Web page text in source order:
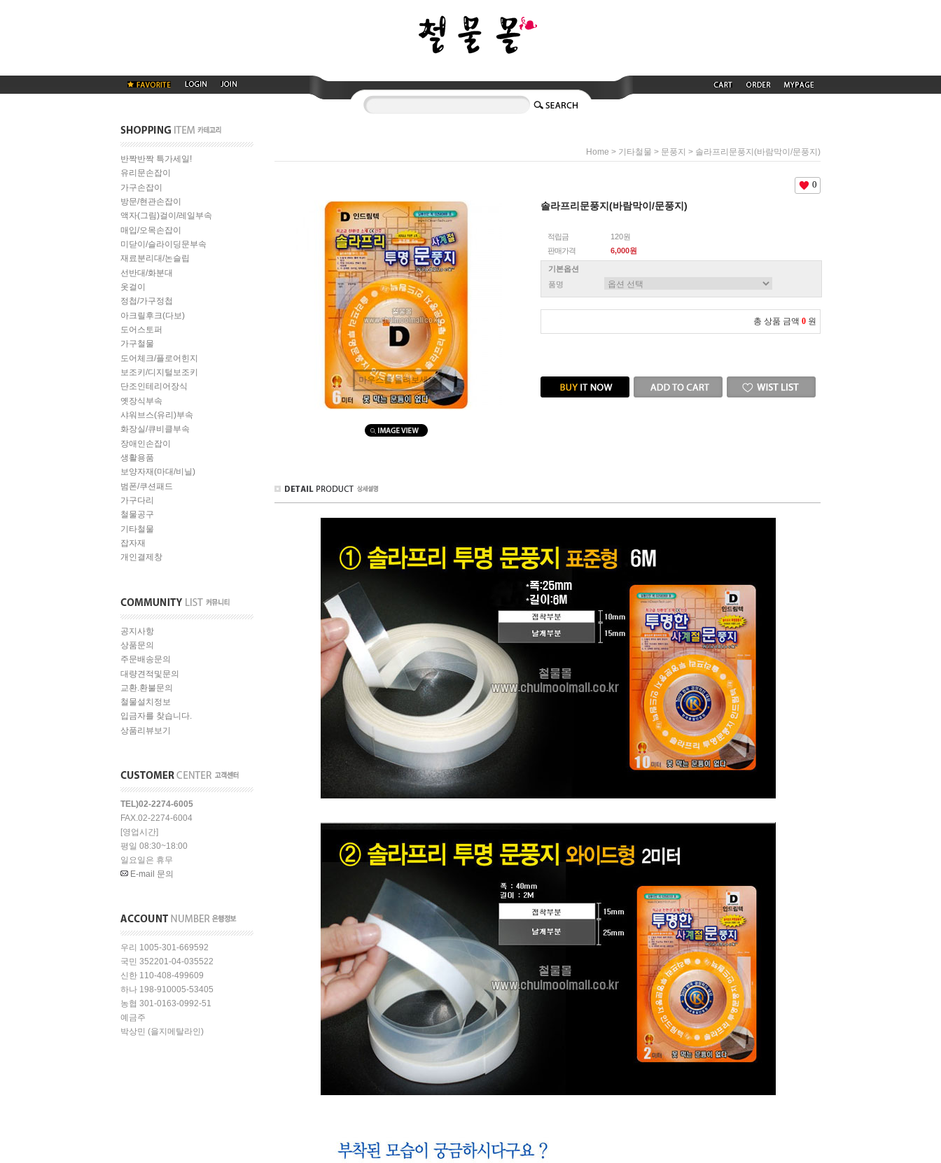
반짝반짝 특가세일!
유리문손잡이
가구손잡이
방문/현관손잡이
액자(그림)걸이/레일부속
매입/오목손잡이
미닫이/슬라이딩문부속
재료분리대/논슬립
선반대/화분대
옷걸이
정첩/가구정첩
아크릴후크(다보)
도어스토퍼
가구철물
도어체크/플로어힌지
보조키/디지털보조키
단조인테리어장식
옛장식부속
샤워브스(유리)부속
화장실/큐비클부속
장애인손잡이
생활용품
보양자재(마대/비닐)
범폰/쿠션패드
가구다리
철물공구
기타철물
잡자재
개인결제창
공지사항
상품문의
주문배송문의
대량견적및문의
교환.환불문의
철물설치정보
입금자를 찾습니다.
상품리뷰보기
TEL)02-2274-6005
FAX.02-2274-6004
[영업시간]
평일 08:30~18:00
일요일은 휴무
E-mail 문의
우리 1005-301-669592
국민 352201-04-035522
신한 110-408-499609
하나 198-910005-53405
농협 301-0163-0992-51
예금주
박상민 (을지메탈라인)
Home > 기타철물 > 문풍지 > 솔라프리문풍지(바람막이/문풍지)
마우스를 올려보세요
0
솔라프리문풍지(바람막이/문풍지)
적립금
120원
판매가격
6,000원
기본옵션
품명
총 상품 금액 0 원